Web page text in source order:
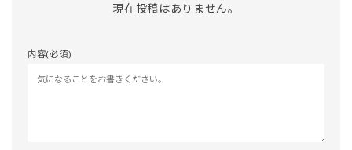
現在投稿はありません。
内容(必須)